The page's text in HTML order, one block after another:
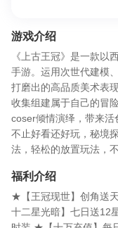
游戏介绍
《上古王冠》是一款以
手游。运用次世代建模
打磨出的高品质美术表
收集组建属于自己的冒
coser倾情演绎，带来活
不止好看还好玩，秘境
法，轻松的放置玩法，
福利介绍
★【王冠现世】创角送
十二星光暗】七日送12